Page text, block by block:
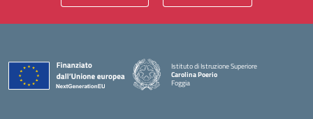
Istituto di Istruzione Superiore
Carolina Poerio
Foggia
— Visita la pagina iniziale della scuola